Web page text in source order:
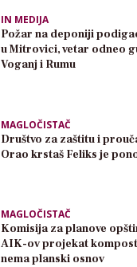
IN MEDIJA
Požar na deponiji
u Mitrovici, vetar odneo
Voganj i Rumu
MAGLOČISTAČ
Društvo za zaštitu i
Orao krstaš Feliks je
MAGLOČISTAČ
Komisija za planove
AIK-ov projekat
nema planski osnov